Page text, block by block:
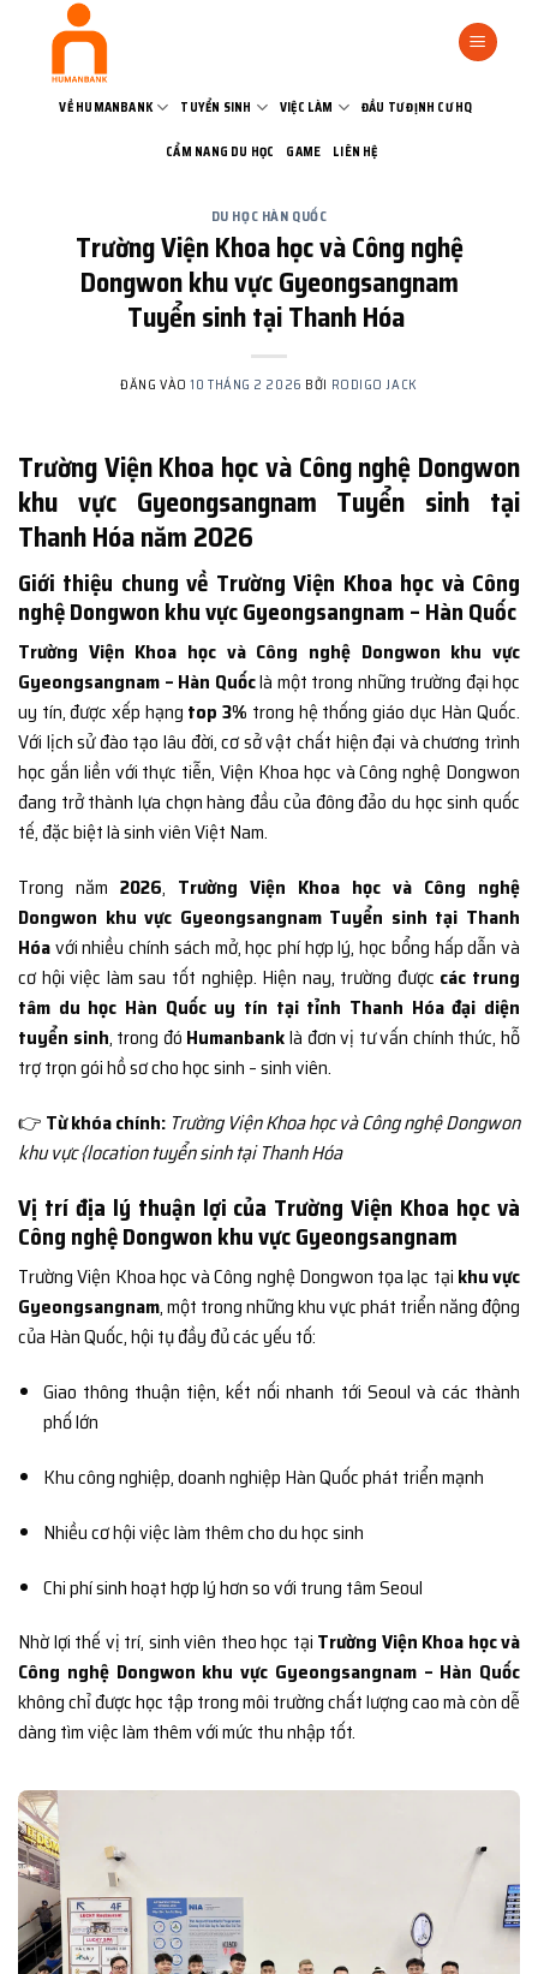
VỀ HUMANBANK TUYỂN SINH VIỆC LÀM ĐẦU TƯ ĐỊNH CƯ HQ
CẨM NANG DU HỌC GAME LIÊN HỆ
DU HỌC HÀN QUỐC
Trường Viện Khoa học và Công nghệ
Dongwon khu vực Gyeongsangnam
Tuyển sinh tại Thanh Hóa
ĐĂNG VÀO10 THÁNG 2 2026 BỞI RODIGO JACK
Trường Viện Khoa học và Công nghệ Dongwon
khu vực Gyeongsangnam Tuyển sinh tại
Thanh Hóa năm 2026
Giới thiệu chung về Trường Viện Khoa học và Công
nghệ Dongwon khu vực Gyeongsangnam – Hàn Quốc
Trường Viện Khoa học và Công nghệ Dongwon khu vực
Gyeongsangnam – Hàn Quốclà một trong những trường đại học
uy tín, được xếp hạng top 3% trong hệ thống giáo dục Hàn Quốc.
Với lịch sử đào tạo lâu đời, cơ sở vật chất hiện đại và chương trình
học gắn liền với thực tiễn, Viện Khoa học và Công nghệ Dongwon
đang trở thành lựa chọn hàng đầu của đông đảo du học sinh quốc
tế, đặc biệt là sinh viên Việt Nam.
Trong năm 2026, Trường Viện Khoa học và Công nghệ
Dongwon khu vực Gyeongsangnam Tuyển sinh tại Thanh
Hóavới nhiều chính sách mở, học phí hợp lý, học bổng hấp dẫn và
cơ hội việc làm sau tốt nghiệp. Hiện nay, trường được các trung
tâm du học Hàn Quốc uy tín tại tỉnh Thanh Hóa đại diện
tuyển sinh, trong đó Humanbanklà đơn vị tư vấn chính thức, hỗ
trợ trọn gói hồ sơ cho học sinh – sinh viên.
👉 Từ khóa chính: Trường Viện Khoa học và Công nghệ Dongwon
khu vực {location tuyển sinh tại Thanh Hóa
Vị trí địa lý thuận lợi của Trường Viện Khoa học và
Công nghệ Dongwon khu vực Gyeongsangnam
Trường Viện Khoa học và Công nghệ Dongwon tọa lạc tại khu vực
Gyeongsangnam, một trong những khu vực phát triển năng động
của Hàn Quốc, hội tụ đầy đủ các yếu tố:
Giao thông thuận tiện, kết nối nhanh tới Seoul và các thành
phố lớn
Khu công nghiệp, doanh nghiệp Hàn Quốc phát triển mạnh
Nhiều cơ hội việc làm thêm cho du học sinh
Chi phí sinh hoạt hợp lý hơn so với trung tâm Seoul
Nhờ lợi thế vị trí, sinh viên theo học tại Trường Viện Khoa học và
Công nghệ Dongwon khu vực Gyeongsangnam – Hàn Quốc
không chỉ được học tập trong môi trường chất lượng cao mà còn dễ
dàng tìm việc làm thêm với mức thu nhập tốt.